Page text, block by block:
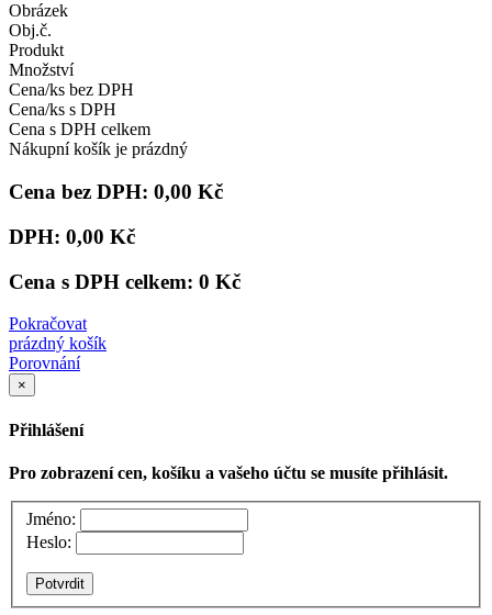
Obrázek
Obj.č.
Produkt
Množství
Cena/ks bez DPH
Cena/ks s DPH
Cena s DPH celkem
Nákupní košík je prázdný
Cena bez DPH: 0,00 Kč
DPH: 0,00 Kč
Cena s DPH celkem: 0 Kč
Pokračovat
prázdný košík
Porovnání
×
Přihlášení
Pro zobrazení cen, košíku a vašeho účtu se musíte přihlásit.
Jméno:
Heslo: